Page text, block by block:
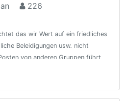
226
das wir Wert auf ein friedliches
Beleidigungen usw. nicht
von anderen Gruppen führt
geschrieben⚠️🔞Channel ist ab